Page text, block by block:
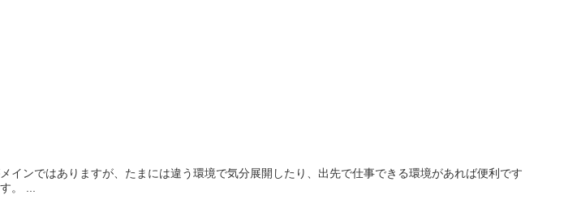
インではありますが、たまには違う環境で気分展開したり、出先で仕事できる環境があれば便利です
。 ...